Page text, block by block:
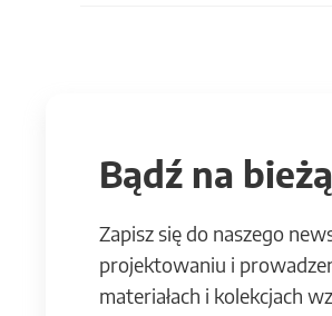
Bądź na
Zapisz się do naszego
projektowaniu i
materiałach i kolekcjach